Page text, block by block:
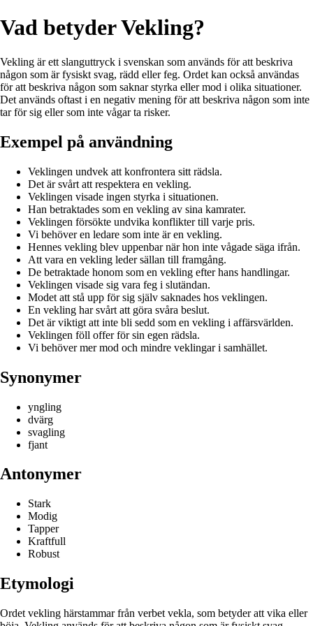
Vad betyder Vekling?
Vekling är ett slanguttryck i svenskan som används för att beskriva
någon som är fysiskt svag, rädd eller feg. Ordet kan också användas
för att beskriva någon som saknar styrka eller mod i olika situationer.
Det används oftast i en negativ mening för att beskriva någon som inte
tar för sig eller som inte vågar ta risker.
Exempel på användning
Veklingen undvek att konfrontera sitt rädsla.
Det är svårt att respektera en vekling.
Veklingen visade ingen styrka i situationen.
Han betraktades som en vekling av sina kamrater.
Veklingen försökte undvika konflikter till varje pris.
Vi behöver en ledare som inte är en vekling.
Hennes vekling blev uppenbar när hon inte vågade säga ifrån.
Att vara en vekling leder sällan till framgång.
De betraktade honom som en vekling efter hans handlingar.
Veklingen visade sig vara feg i slutändan.
Modet att stå upp för sig själv saknades hos veklingen.
En vekling har svårt att göra svåra beslut.
Det är viktigt att inte bli sedd som en vekling i affärsvärlden.
Veklingen föll offer för sin egen rädsla.
Vi behöver mer mod och mindre veklingar i samhället.
Synonymer
yngling
dvärg
svagling
fjant
Antonymer
Stark
Modig
Tapper
Kraftfull
Robust
Etymologi
Ordet vekling härstammar från verbet vekla, som betyder att vika eller